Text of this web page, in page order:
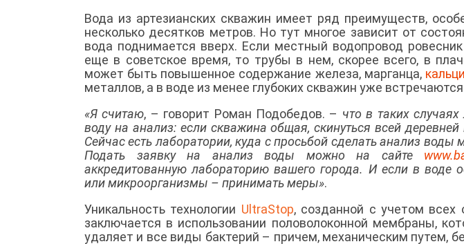
Вода из артезианских скважин имеет ряд преимуществ,
несколько десятков метров. Но тут многое зависит от
вода поднимается вверх. Если местный водопровод
еще в советское время, то трубы в нем, скорее всего, в
может быть повышенное содержание железа, марганца,
металлов, а в воде из менее глубоких скважин уже
«Я считаю, – говорит Роман Подобедов. – что в таких
воду на анализ: если скважина общая, скинуться всей
Сейчас есть лаборатории, куда с просьбой сделать анализ воды
Подать заявку на анализ воды можно на сайте
аккредитованную лабораторию вашего города. И если в воде
или микроорганизмы – принимать меры».
Уникальность технологии UltraStop, созданной с учетом всех
заключается в использовании половолоконной мембраны,
удаляет и все виды бактерий – причем, механическим путем,